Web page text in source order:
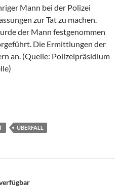
Mann bei der Polizei
zur Tat zu machen.
der Mann festgenommen
Die Ermittlungen der
an. (Quelle: Polizeipräsidium
ÜBERFALL